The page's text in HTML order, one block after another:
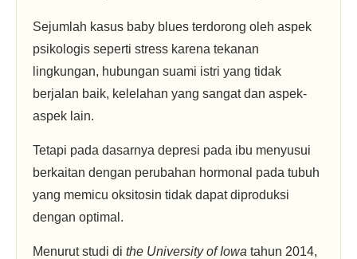
Sejumlah kasus baby blues terdorong oleh aspek
psikologis seperti stress karena tekanan
lingkungan, hubungan suami istri yang tidak
berjalan baik, kelelahan yang sangat dan aspek-
aspek lain.
Tetapi pada dasarnya depresi pada ibu menyusui
berkaitan dengan perubahan hormonal pada tubuh
yang memicu oksitosin tidak dapat diproduksi
dengan optimal.
Menurut studi di the University of Iowa tahun 2014,